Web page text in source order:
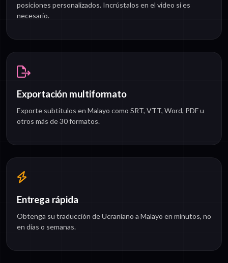
posiciones personalizados. Incrústalos en el video si es
necesario.
Exportación multiformato
Exporte subtítulos en Malayo como SRT, VTT, Word, PDF u
otros más de 30 formatos.
Entrega rápida
Obtenga su traducción de Ucraniano a Malayo en minutos, no
en días o semanas.